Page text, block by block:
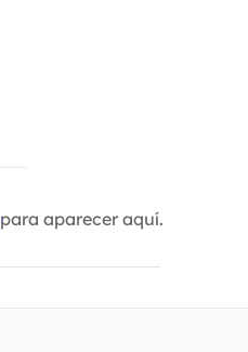
para aparecer aquí.